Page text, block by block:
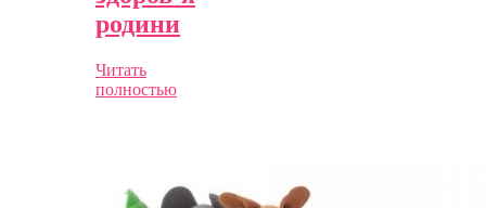
родини
Читать
полностью